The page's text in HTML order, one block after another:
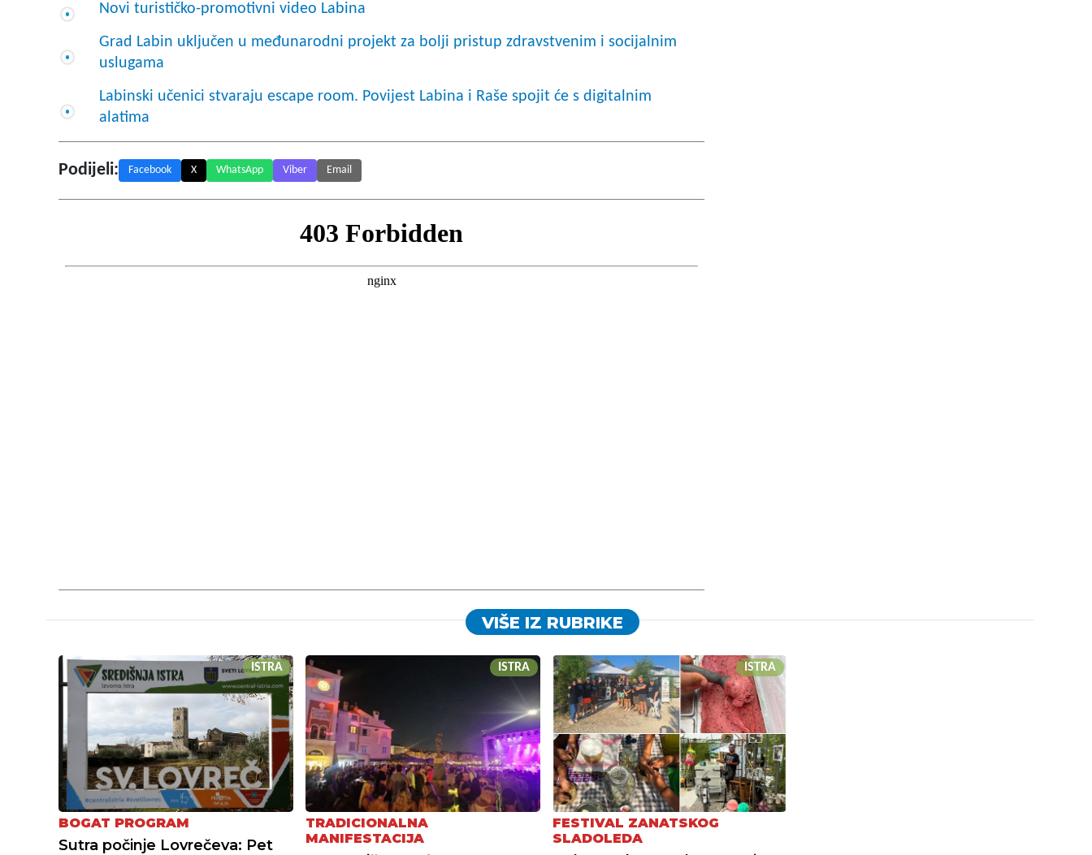
Novi turističko-promotivni video Labina
Grad Labin uključen u međunarodni projekt za bolji pristup zdravstvenim i socijalnim
uslugama
Labinski učenici stvaraju escape room. Povijest Labina i Raše spojit će s digitalnim
alatima
Podijeli: Facebook X WhatsApp Viber Email
VIŠE IZ RUBRIKE
ISTRA
BOGAT PROGRAM
Sutra počinje Lovrečeva: Pet
ISTRA
TRADICIONALNA
MANIFESTACIJA
ISTRA
FESTIVAL ZANATSKOG
SLADOLEDA